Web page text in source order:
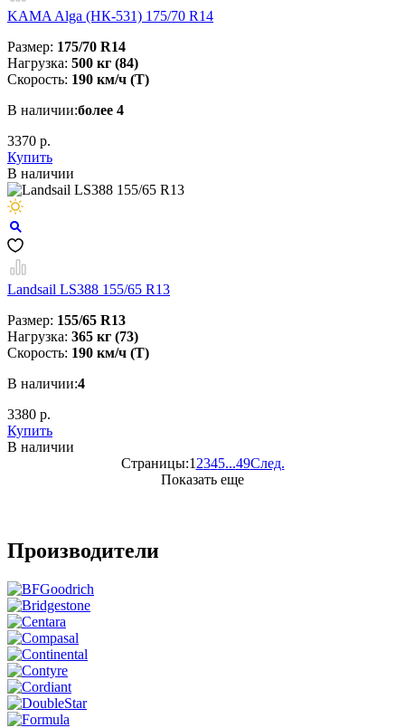
KAMA Alga (НК-531) 175/70 R14
Размер: 175/70 R14
Нагрузка: 500 кг (84)
Скорость: 190 км/ч (T)
В наличии:более 4
3370 р.
Купить
В наличии
Landsail LS388 155/65 R13
Размер: 155/65 R13
Нагрузка: 365 кг (73)
Скорость: 190 км/ч (T)
В наличии:4
3380 р.
Купить
В наличии
Страницы:1 2345...49След.
Показать еще
Производители